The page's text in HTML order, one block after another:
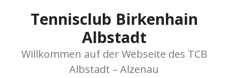
Tennisclub Birkenhain
Albstadt
Willkommen auf der Webseite des TCB
Albstadt – Alzenau